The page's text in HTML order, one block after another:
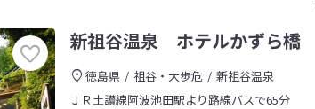
新祖谷温泉 ホテルかずら橋
徳島県 祖谷・大歩危
新祖谷温泉
ＪＲ土讃線阿波池田駅より路線バスで65分